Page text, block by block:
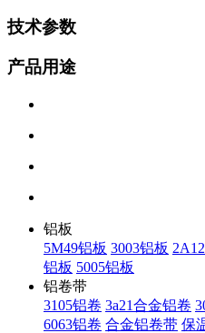
技术参数
产品用途
铝板
5M49铝板 3003铝板
铝板 5005铝板
铝卷带
3105铝卷 3a21合金铝卷
6063铝卷 合金铝卷带 保